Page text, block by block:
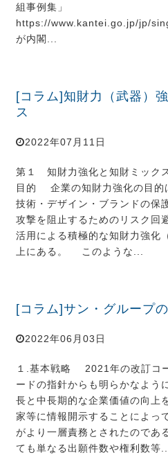
組事例集」
https://www.kantei.go.jp/jp/
が内閣...
[コラム]知財力（武器）
ス
2022年07月11日
第１ 知財力強化と知財ミック
目的 企業の知財力強化の目的
技術・デザイン・ブランドの保
攻撃を阻止するためのリスク回
活用による積極的な知財力強化
上にある。 このような...
[コラム]サン・グループ
2022年06月03日
１.基本戦略 2021年の改訂コ
ードの指針からも明らかなよう
長と中長期的な企業価値の向上
家等に情報開示することによっ
がより一層責務とされたので
ても単なる出願件数や権利数等...